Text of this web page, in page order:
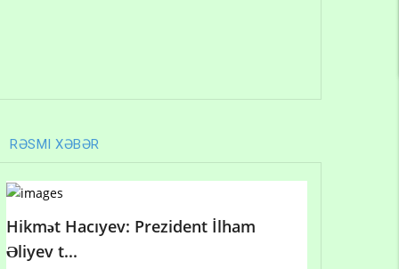
RƏSMI XƏBƏR
Hikmət Hacıyev: Prezident İlham
Əliyev t...